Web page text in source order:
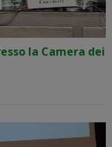
la Camera dei